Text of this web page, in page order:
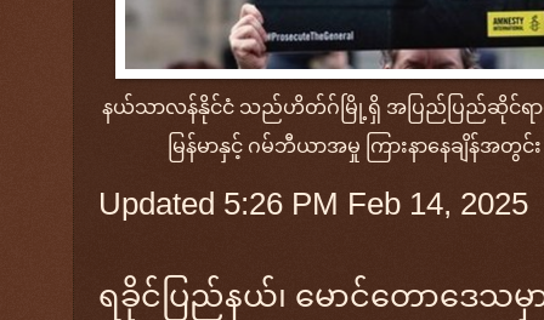
နယ်သာလန်နိုင်ငံ သည်ဟိတ်ဂ်မြို့ရှိ အပြည်ပြည်ဆိုင်ရာတ
မြန်မာနှင့် ဂမ်ဘီယာအမှု ကြားနာနေချိန်အတွ
Updated 5:26 PM Feb 14, 2025
ရခိုင်ပြည်နယ်၊ မောင်တောဒေသမှ